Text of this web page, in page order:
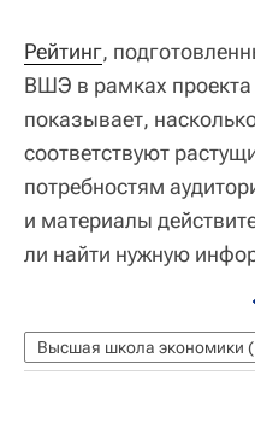
Рейтинг,
ВШЭ в рамках
показывает,
соответствуют
потребностям
и материалы
ли найти нужную
Высшая школа экономики